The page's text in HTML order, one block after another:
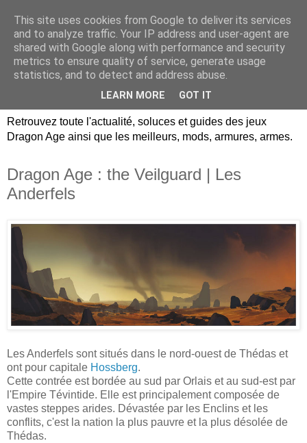
Dragon Age Univers :
Guides, soluces, infos sur
les jeux Dragon Age.
Retrouvez toute l'actualité, soluces et guides des jeux
Dragon Age ainsi que les meilleurs, mods, armures, armes.
Dragon Age : the Veilguard | Les
Anderfels
Les Anderfels sont situés dans le nord-ouest de Thédas et
ont pour capitale Hossberg.
Cette contrée est bordée au sud par Orlais et au sud-est par
l'Empire Tévintide. Elle est principalement composée de
vastes steppes arides. Dévastée par les Enclins et les
conflits, c'est la nation la plus pauvre et la plus désolée de
Thédas.
This site uses cookies from Google to deliver its services
and to analyze traffic. Your IP address and user-agent are
shared with Google along with performance and security
metrics to ensure quality of service, generate usage
statistics, and to detect and address abuse.
LEARN MORE GOT IT